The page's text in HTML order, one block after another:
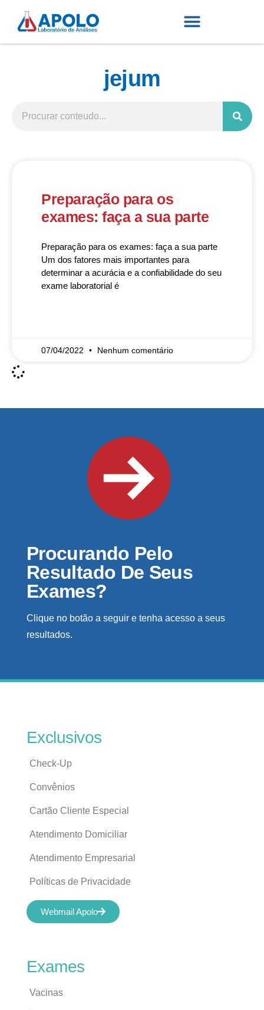
jejum
Preparação para os
exames: faça a sua parte
Preparação para os exames: faça a sua parte
Um dos fatores mais importantes para
determinar a acurácia e a confiabilidade do seu
exame laboratorial é
07/04/2022 Nenhum comentário
Procurando Pelo
Resultado De Seus
Exames?
Clique no botão a seguir e tenha acesso a seus
resultados.
Exames
Vacinas
Exclusivos
Check-Up
Convênios
Cartão Cliente Especial
Atendimento Domiciliar
Atendimento Empresarial
Políticas de Privacidade
Webmail Apolo